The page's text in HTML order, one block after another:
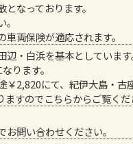
なっております。
両保険が適応されます。
・白浜を基本としています
ります。
2,820にて、紀伊大島・古
ますのでこちらからご覧く
問い合わせください。